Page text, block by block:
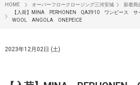
HOME オーバーフロークロージング三河安城
新着商
【入荷】MINA PERHONEN QA3910 ワンピース
WOOL ANGOLA ONEPEICE
2023年12月02日 (土)